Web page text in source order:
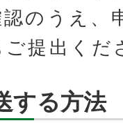
のうえ、
提出くだ
する方法